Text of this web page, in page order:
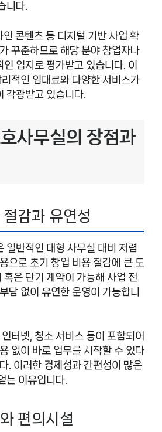
니다.
인 콘텐츠 등 디지털 기반 사업 확
꾸준하므로 해당 분야 창업자나
입지로 평가받고 있습니다. 이
적인 임대료와 다양한 서비스가
각광받고 있습니다.
사무실의 장점과
감과 유연성
일반적인 대형 사무실 대비 저렴
으로 초기 창업 비용 절감에 큰 도
혹은 단기 계약이 가능해 사업 전
담 없이 유연한 운영이 가능합니
터넷, 청소 서비스 등이 포함되어
없이 바로 업무를 시작할 수 있다
. 이러한 경제성과 간편성이 많은
는 이유입니다.
편의시설